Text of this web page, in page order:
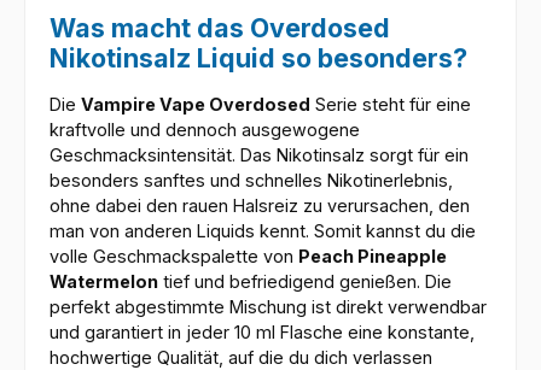
Was macht das Overdosed
Nikotinsalz Liquid so besonders?
Die Vampire Vape Overdosed Serie steht für eine
kraftvolle und dennoch ausgewogene
Geschmacksintensität. Das Nikotinsalz sorgt für ein
besonders sanftes und schnelles Nikotinerlebnis,
ohne dabei den rauen Halsreiz zu verursachen, den
man von anderen Liquids kennt. Somit kannst du die
volle Geschmackspalette von Peach Pineapple
Watermelon tief und befriedigend genießen. Die
perfekt abgestimmte Mischung ist direkt verwendbar
und garantiert in jeder 10 ml Flasche eine konstante,
hochwertige Qualität, auf die du dich verlassen